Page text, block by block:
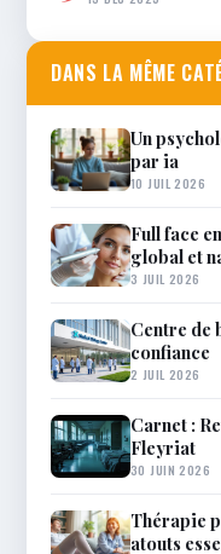
DANS LA MÊME
Un
par ia
10 JUIL 2026
Full face
global et
3 JUIL 2026
Centre de
confiance
2 JUIL 2026
Carnet :
Fleyriat
30 JUIN 2026
Thérapie
atouts